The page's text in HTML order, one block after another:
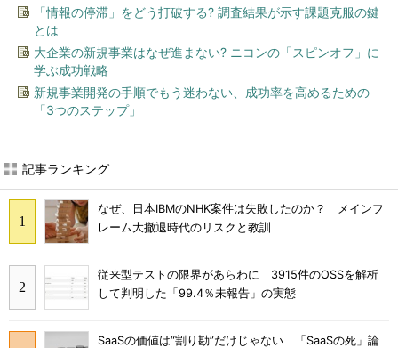
「情報の停滞」をどう打破する? 調査結果が示す課題克服の鍵
とは
大企業の新規事業はなぜ進まない? ニコンの「スピンオフ」に
学ぶ成功戦略
新規事業開発の手順でもう迷わない、成功率を高めるための
「3つのステップ」
記事ランキング
なぜ、日本IBMのNHK案件は失敗したのか？ メインフ
レーム大撤退時代のリスクと教訓
従来型テストの限界があらわに 3915件のOSSを解析
して判明した「99.4％未報告」の実態
SaaSの価値は“割り勘”だけじゃない 「SaaSの死」論